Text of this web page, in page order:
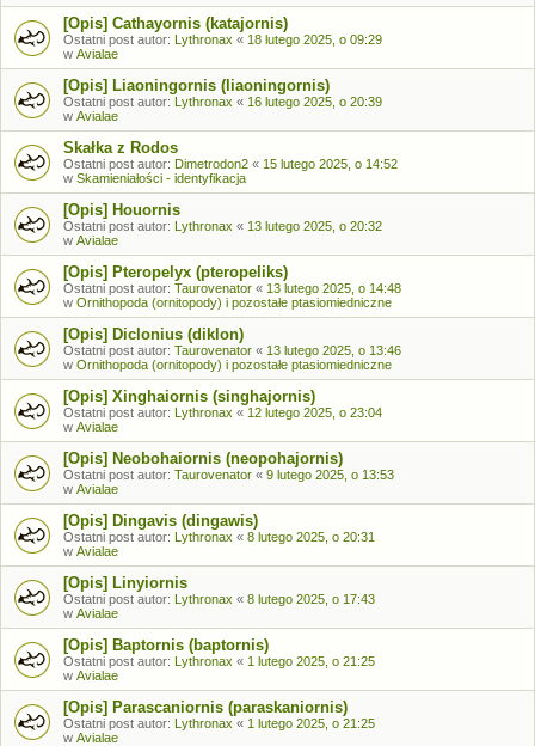
[Opis] Cathayornis (katajornis)
Ostatni post autor: Lythronax « 18 lutego 2025, o 09:29
w Avialae
[Opis] Liaoningornis (liaoningornis)
Ostatni post autor: Lythronax « 16 lutego 2025, o 20:39
w Avialae
Skałka z Rodos
Ostatni post autor: Dimetrodon2 « 15 lutego 2025, o 14:52
w Skamieniałości - identyfikacja
[Opis] Houornis
Ostatni post autor: Lythronax « 13 lutego 2025, o 20:32
w Avialae
[Opis] Pteropelyx (pteropeliks)
Ostatni post autor: Taurovenator « 13 lutego 2025, o 14:48
w Ornithopoda (ornitopody) i pozostałe ptasiomiedniczne
[Opis] Diclonius (diklon)
Ostatni post autor: Taurovenator « 13 lutego 2025, o 13:46
w Ornithopoda (ornitopody) i pozostałe ptasiomiedniczne
[Opis] Xinghaiornis (singhajornis)
Ostatni post autor: Lythronax « 12 lutego 2025, o 23:04
w Avialae
[Opis] Neobohaiornis (neopohajornis)
Ostatni post autor: Taurovenator « 9 lutego 2025, o 13:53
w Avialae
[Opis] Dingavis (dingawis)
Ostatni post autor: Lythronax « 8 lutego 2025, o 20:31
w Avialae
[Opis] Linyiornis
Ostatni post autor: Lythronax « 8 lutego 2025, o 17:43
w Avialae
[Opis] Baptornis (baptornis)
Ostatni post autor: Lythronax « 1 lutego 2025, o 21:25
w Avialae
[Opis] Parascaniornis (paraskaniornis)
Ostatni post autor: Lythronax « 1 lutego 2025, o 21:25
w Avialae